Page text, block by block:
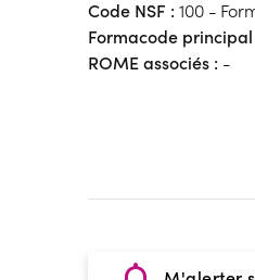
Code NSF : 100 -
Formacode principal
ROME associés : -